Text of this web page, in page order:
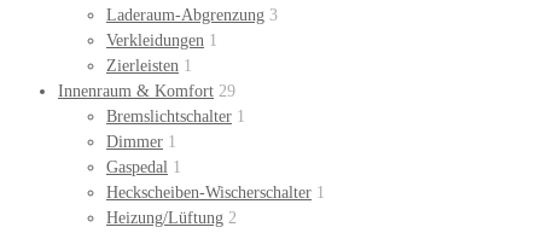
Laderaum-Abgrenzung 3
Verkleidungen 1
Zierleisten 1
Innenraum & Komfort 29
Bremslichtschalter 1
Dimmer 1
Gaspedal 1
Heckscheiben-Wischerschalter 1
Heizung/Lüftung 2